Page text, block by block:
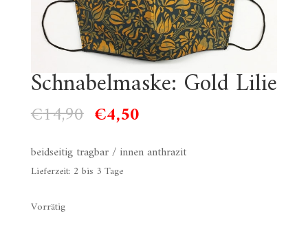
Schnabelmaske: Gold Lilie
€14,90 Ursprünglicher
war:
€14,90
€4,50Aktueller
ist:
beidseitig tragbar / innen anthrazit
Lieferzeit: 2 bis 3 Tage
Vorrätig